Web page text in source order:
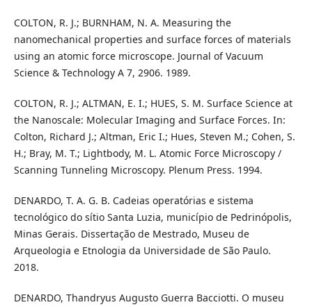
COLTON, R. J.; BURNHAM, N. A. Measuring the
nanomechanical properties and surface forces of materials
using an atomic force microscope. Journal of Vacuum
Science & Technology A 7, 2906. 1989.
COLTON, R. J.; ALTMAN, E. I.; HUES, S. M. Surface Science at
the Nanoscale: Molecular Imaging and Surface Forces. In:
Colton, Richard J.; Altman, Eric I.; Hues, Steven M.; Cohen, S.
H.; Bray, M. T.; Lightbody, M. L. Atomic Force Microscopy /
Scanning Tunneling Microscopy. Plenum Press. 1994.
DENARDO, T. A. G. B. Cadeias operatórias e sistema
tecnológico do sítio Santa Luzia, município de Pedrinópolis,
Minas Gerais. Dissertação de Mestrado, Museu de
Arqueologia e Etnologia da Universidade de São Paulo.
2018.
DENARDO, Thandryus Augusto Guerra Bacciotti. O museu